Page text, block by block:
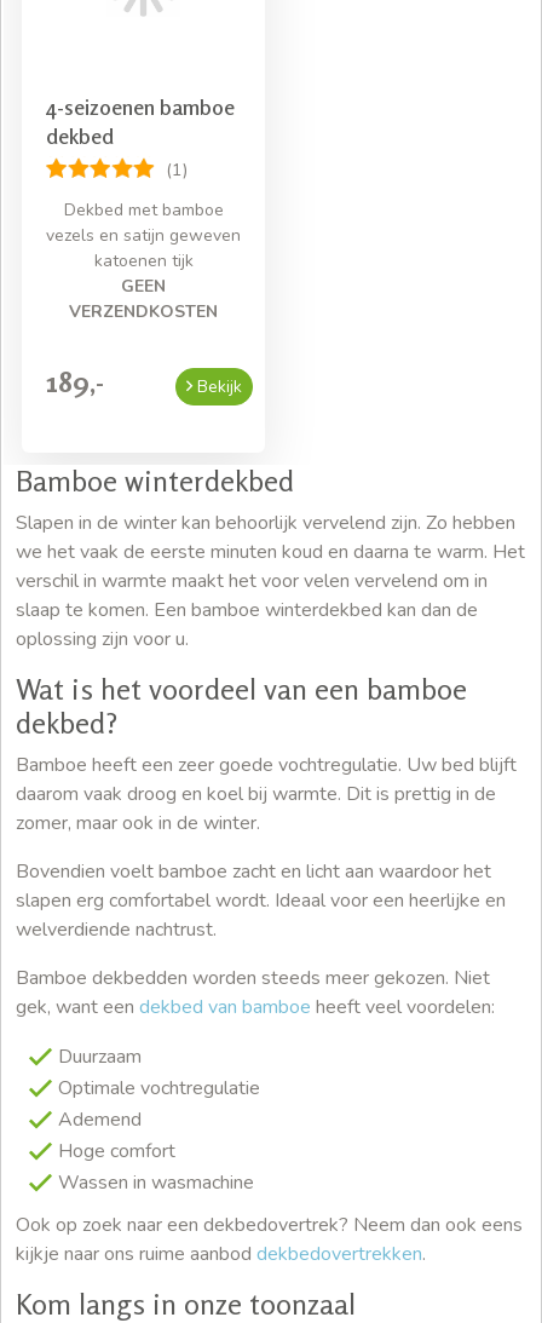
4-seizoenen bamboe
dekbed
(1)
Dekbed met bamboe
vezels en satijn geweven
katoenen tijk
GEEN
VERZENDKOSTEN
189,- Bekijk
Bamboe winterdekbed
Slapen in de winter kan behoorlijk vervelend zijn. Zo hebben
we het vaak de eerste minuten koud en daarna te warm. Het
verschil in warmte maakt het voor velen vervelend om in
slaap te komen. Een bamboe winterdekbed kan dan de
oplossing zijn voor u.
Wat is het voordeel van een bamboe
dekbed?
Bamboe heeft een zeer goede vochtregulatie. Uw bed blijft
daarom vaak droog en koel bij warmte. Dit is prettig in de
zomer, maar ook in de winter.
Bovendien voelt bamboe zacht en licht aan waardoor het
slapen erg comfortabel wordt. Ideaal voor een heerlijke en
welverdiende nachtrust.
Bamboe dekbedden worden steeds meer gekozen. Niet
gek, want een dekbed van bamboe heeft veel voordelen:
Duurzaam
Optimale vochtregulatie
Ademend
Hoge comfort
Wassen in wasmachine
Ook op zoek naar een dekbedovertrek? Neem dan ook eens
kijkje naar ons ruime aanbod dekbedovertrekken.
Kom langs in onze toonzaal